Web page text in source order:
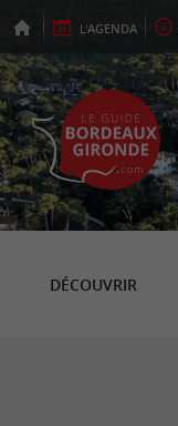
L'AGENDA
DÉCOUVRIR